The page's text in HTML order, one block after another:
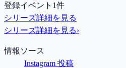
登録イベント1件
シリーズ詳細を見る
シリーズ詳細を見る›
情報ソース
Instagram 投稿